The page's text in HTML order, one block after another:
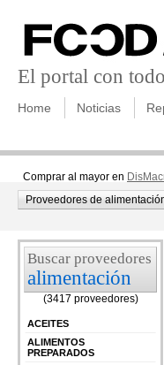
El portal con
Home Noticias
Comprar al mayor en
Proveedores de
Buscar proveedores
alimentación
(3417 proveedores)
ACEITES
ALIMENTOS
PREPARADOS